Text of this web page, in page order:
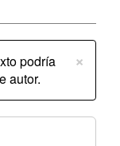
×
podría
autor.